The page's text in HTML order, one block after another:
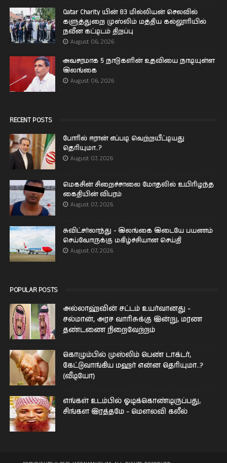
Qatar Charity யின் 83 மில்லியன் செலவில்
களுத்துறை முஸ்லிம் மத்திய கல்லூரியில்
நவீன கட்டிடம் திறப்பு
August 06, 2026
அவசரமாக 5 நாடுகளின் உதவியை நாடியுள்ள
இலங்கை
August 06, 2026
RECENT POSTS
போரில் ஈரான் எப்படி வெற்றயீட்டியது
தெரியுமா..?
August 07, 2026
மெகசின் சிறைச்சாலை மோதலில் உயிரிழந்த
கைதியின் விபரம்
August 07, 2026
சுவிட்சர்லாந்து - இலங்கை இடையே பயணம்
செய்வோருக்கு மகிழ்ச்சியான செய்தி
August 07, 2026
POPULAR POSTS
அல்லாஹ்வின் சட்டம் உயர்வானது -
சல்மான், அரச வாரிசுக்கு இன்று, மரண
தண்டணை நிறைவேற்றம்
கொழும்பில் முஸ்லிம் பெண் டாக்டர்,
கேட்டுவாங்கிய மஹர் என்ன தெரியுமா..?
(வீடியோ)
எங்கள் உடம்பில் ஓடிக்­கொண்­டி­ருப்­பது,
சிங்­கள இரத்­தமே - மௌலவி கலீல்